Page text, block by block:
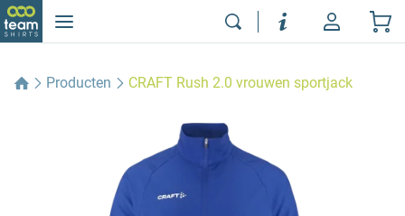
Producten CRAFT Rush 2.0 vrouwen sportjack